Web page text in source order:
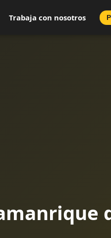
Trabaja con nosotros